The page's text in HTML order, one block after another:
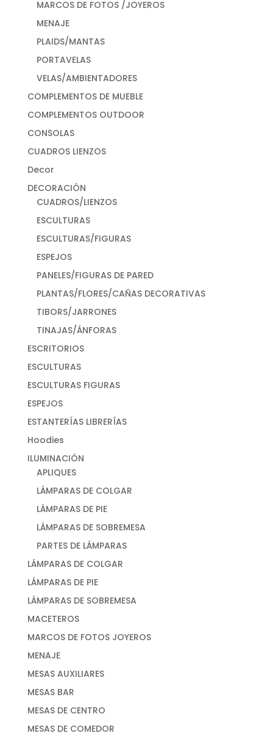
MARCOS DE FOTOS /JOYEROS
MENAJE
PLAIDS/MANTAS
PORTAVELAS
VELAS/AMBIENTADORES
COMPLEMENTOS DE MUEBLE
COMPLEMENTOS OUTDOOR
CONSOLAS
CUADROS LIENZOS
Decor
DECORACIÓN
CUADROS/LIENZOS
ESCULTURAS
ESCULTURAS/FIGURAS
ESPEJOS
PANELES/FIGURAS DE PARED
PLANTAS/FLORES/CAÑAS DECORATIVAS
TIBORS/JARRONES
TINAJAS/ÁNFORAS
ESCRITORIOS
ESCULTURAS
ESCULTURAS FIGURAS
ESPEJOS
ESTANTERÍAS LIBRERÍAS
Hoodies
ILUMINACIÓN
APLIQUES
LÁMPARAS DE COLGAR
LÁMPARAS DE PIE
LÁMPARAS DE SOBREMESA
PARTES DE LÁMPARAS
LÁMPARAS DE COLGAR
LÁMPARAS DE PIE
LÁMPARAS DE SOBREMESA
MACETEROS
MARCOS DE FOTOS JOYEROS
MENAJE
MESAS AUXILIARES
MESAS BAR
MESAS DE CENTRO
MESAS DE COMEDOR